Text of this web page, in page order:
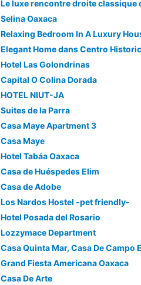
Selina Oaxaca
Relaxing Bedroom In A Luxury
Elegant Home dans Centro
Hotel Las Golondrinas
Capital O Colina Dorada
HOTEL NIUT-JA
Suites de la Parra
Casa Maye Apartment 3
Casa Maye
Hotel Tabáa Oaxaca
Casa de Huéspedes Elim
Casa de Adobe
Los Nardos Hostel -pet friendly-
Hotel Posada del Rosario
Lozzymace Department
Grand Fiesta Americana Oaxaca
Casa De Arte